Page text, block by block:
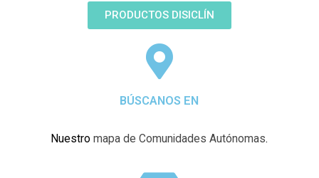
PRODUCTOS DISICLÍN
BÚSCANOS EN
Nuestromapa de Comunidades Autónomas.